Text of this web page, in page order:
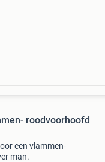
roodvoorhoofd
een vlammen-
man.